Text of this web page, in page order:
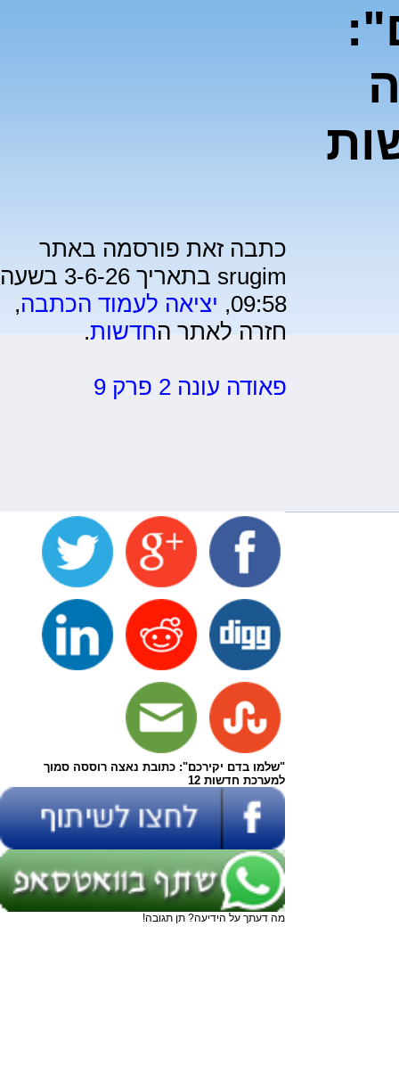
כתבה זאת פורסמה באתר
srugim בתאריך 3-6-26 בשעה
09:58, יציאה לעמוד הכתבה,
חזרה לאתר החדשות.
פאודה עונה 2 פרק 9
"שלמו בדם יקירכם": כתובת נאצה רוססה סמוך
למערכת חדשות 12
מה דעתך על הידיעה? תן תגובה!